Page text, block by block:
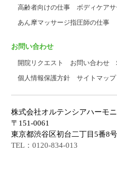
高齢者向けの仕事
ボディケアサ
あん摩マッサージ指圧師の仕事
お問い合わせ
開院リクエスト お問い合わせ
個人情報保護方針
サイトマップ
株式会社オルテンシアハーモ
〒151-0061
東京都渋谷区初台二丁目5番8
TEL：0120-834-013